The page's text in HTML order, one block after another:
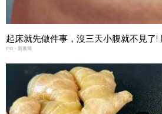
起床就先做件事，沒三天小腹就不見了!
PR・新素簡